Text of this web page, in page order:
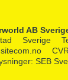
AB
Sverige
: SEB